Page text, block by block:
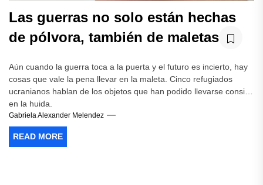
Las guerras no solo están hechas
de pólvora, también de maletas
Aún cuando la guerra toca a la puerta y el futuro es incierto, hay
cosas que vale la pena llevar en la maleta. Cinco refugiados
ucranianos hablan de los objetos que han podido llevarse consigo
en la huida.
Gabriela Alexander Melendez
READ MORE